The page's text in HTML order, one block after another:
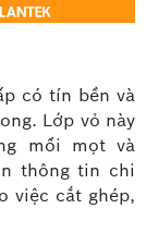
có tín bền và
Lớp vỏ này
mối mọt và
thông tin chi
việc cắt ghép,